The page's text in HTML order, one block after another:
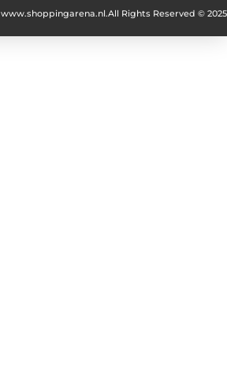
All Rights Reserved © 2025
www.shoppingarena.nl.